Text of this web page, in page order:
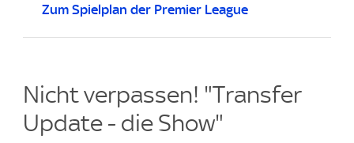
Zum Spielplan der Premier League
Nicht verpassen! "Transfer
Update - die Show"